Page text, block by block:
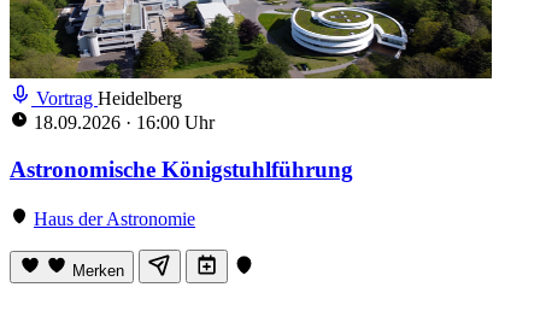
Vortrag Heidelberg
18.09.2026 · 16:00 Uhr
Astronomische Königstuhlführung
Haus der Astronomie
Merken